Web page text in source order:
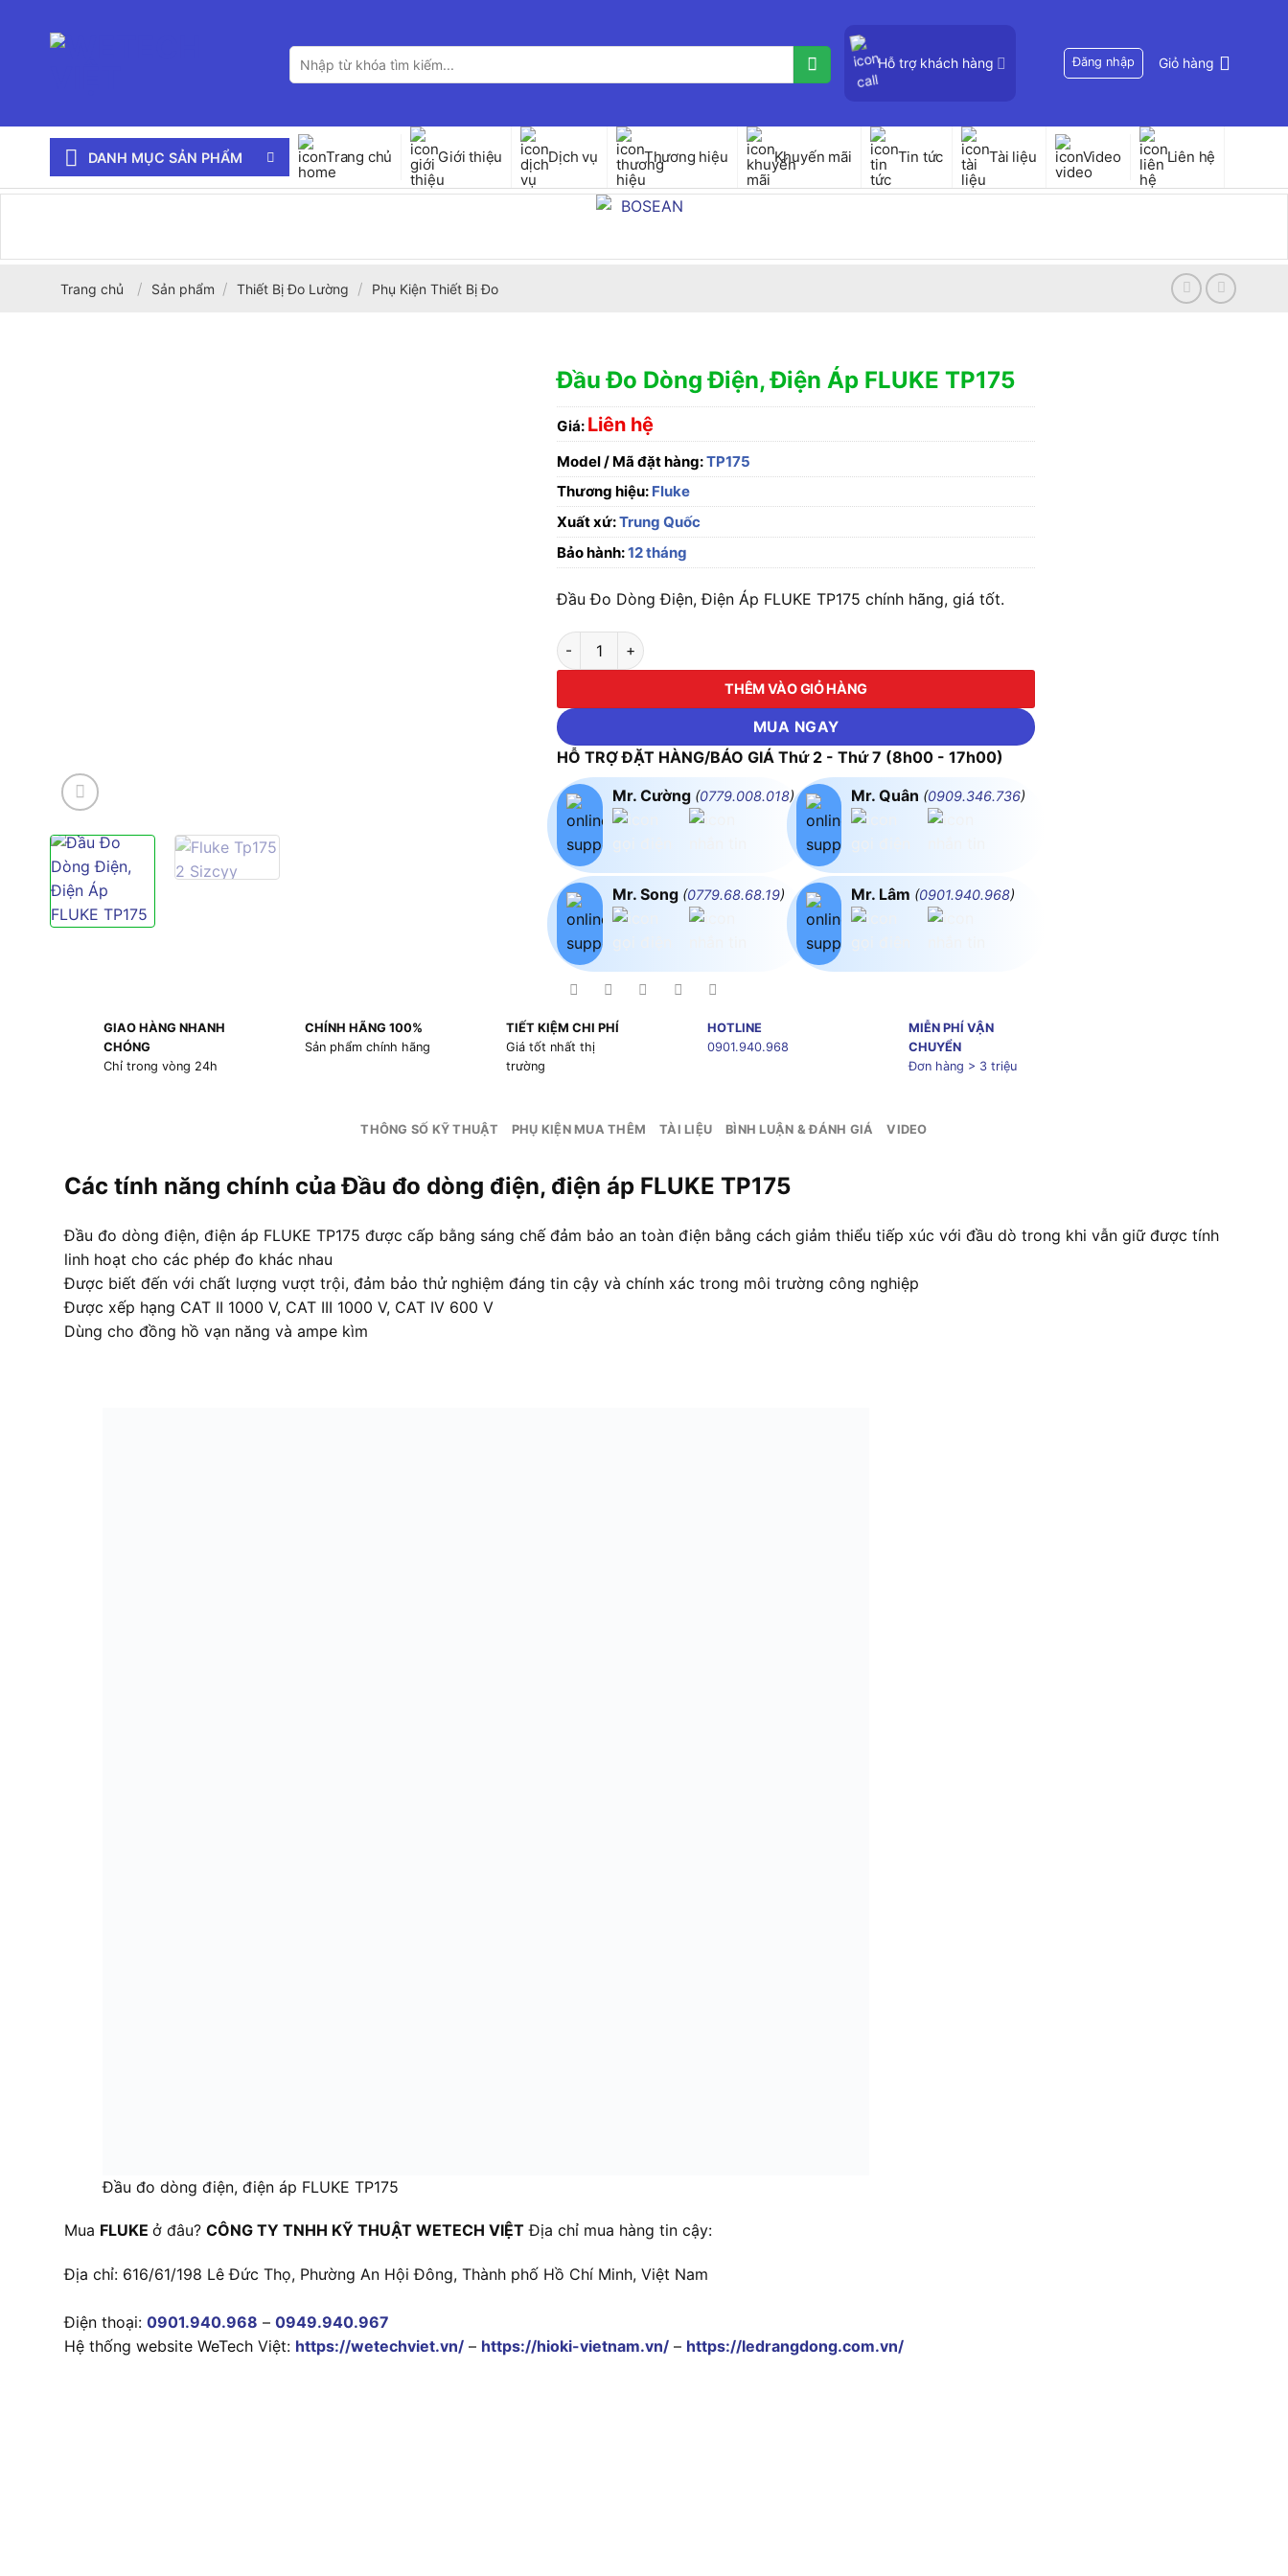
Tìm
kiếm:
Hỗ trợ khách hàng Đăng nhập Giỏ hàng
DANH MỤC SẢN PHẨM Trang chủ Giới thiệu Dịch vụ Thương hiệu Khuyến mãi Tin tức Tài liệu Video Liên hệ
Trang chủ / Sản phẩm / Thiết Bị Đo Lường / Phụ Kiện Thiết Bị Đo
Đầu Đo Dòng Điện, Điện Áp FLUKE TP175
Giá: Liên hệ
Model / Mã đặt hàng:TP175
Thương hiệu: Fluke
Xuất xứ:Trung Quốc
Bảo hành:12 tháng
Đầu Đo Dòng Điện, Điện Áp FLUKE TP175 chính hãng, giá tốt.
Đầu Đo Dòng Điện, Điện Áp FLUKE TP175 số lượng
THÊM VÀO GIỎ HÀNG
MUA NGAY
HỖ TRỢ ĐẶT HÀNG/BÁO GIÁ Thứ 2 - Thứ 7 (8h00 - 17h00)
Mr. Cường (0779.008.018)
Mr. Song (0779.68.68.19)
Mr. Quân (0909.346.736)
Mr. Lâm (0901.940.968)
GIAO HÀNG NHANH
CHÓNG
Chỉ trong vòng 24h
CHÍNH HÃNG 100%
Sản phẩm chính hãng
TIẾT KIỆM CHI PHÍ
Giá tốt nhất thị
trường
HOTLINE
0901.940.968
MIỄN PHÍ VẬN
CHUYỂN
Đơn hàng > 3 triệu
THÔNG SỐ KỸ THUẬT PHỤ KIỆN MUA THÊM TÀI LIỆU BÌNH LUẬN & ĐÁNH GIÁ VIDEO
Các tính năng chính của Đầu đo dòng điện, điện áp FLUKE TP175
Đầu đo dòng điện, điện áp FLUKE TP175 được cấp bằng sáng chế đảm bảo an toàn điện bằng cách giảm thiểu tiếp xúc với đầu dò trong khi vẫn giữ được tính
linh hoạt cho các phép đo khác nhau
Được biết đến với chất lượng vượt trội, đảm bảo thử nghiệm đáng tin cậy và chính xác trong môi trường công nghiệp
Được xếp hạng CAT II 1000 V, CAT III 1000 V, CAT IV 600 V
Dùng cho đồng hồ vạn năng và ampe kìm
Đầu đo dòng điện, điện áp FLUKE TP175
Mua FLUKE ở đâu? CÔNG TY TNHH KỸ THUẬT WETECH VIỆT Địa chỉ mua hàng tin cậy:
Địa chỉ: 616/61/198 Lê Đức Thọ, Phường An Hội Đông, Thành phố Hồ Chí Minh, Việt Nam
Điện thoại: 0901.940.968 – 0949.940.967
Hệ thống website WeTech Việt: https://wetechviet.vn/ – https://hioki-vietnam.vn/ – https://ledrangdong.com.vn/